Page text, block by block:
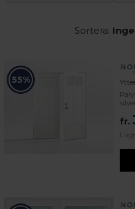
fokus på kvalitet, omtanke
Sortera:
55%
fr.